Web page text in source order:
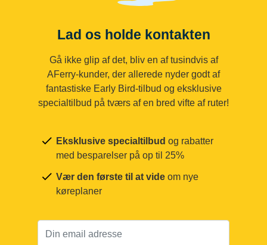
Lad os holde kontakten
Gå ikke glip af det, bliv en af tusindvis af
AFerry-kunder, der allerede nyder godt af
fantastiske Early Bird-tilbud og eksklusive
specialtilbud på tværs af en bred vifte af ruter!
Eksklusive specialtilbud og rabatter
med besparelser på op til 25%
Vær den første til at vide om nye
køreplaner